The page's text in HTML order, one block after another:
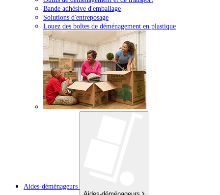
Bande adhésive d'emballage
Solutions d'entreposage
Louez des boîtes de déménagement en plastique
Aides-déménageurs